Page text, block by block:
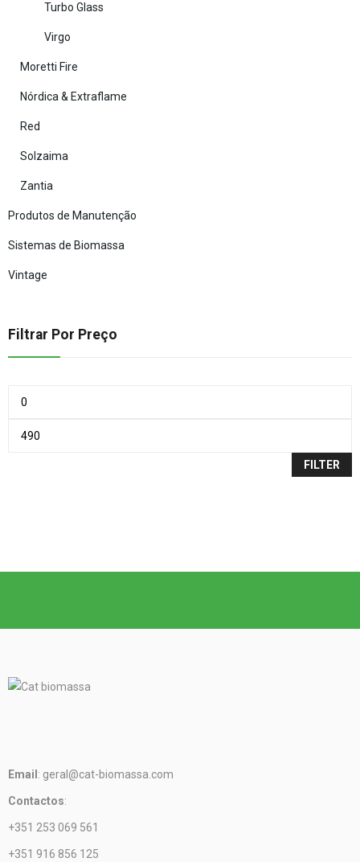
Turbo Glass
Virgo
Moretti Fire
Nórdica & Extraflame
Red
Solzaima
Zantia
Produtos de Manutenção
Sistemas de Biomassa
Vintage
Filtrar Por Preço
FILTER
Email : geral@cat-biomassa.com
Contactos:
+351 253 069 561
+351 916 856 125